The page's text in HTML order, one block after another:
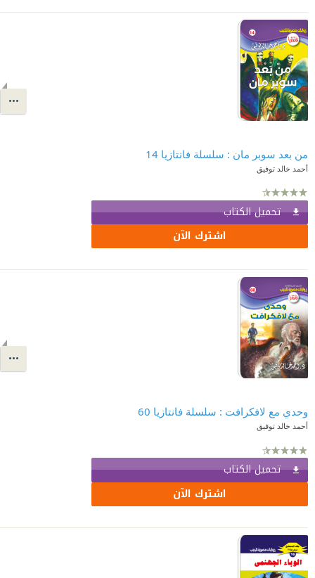
من بعد سوبر مان : سلسلة فانتازيا 14
أحمد خالد توفيق
تحميل الكتاب
اشترك الآن
وحدي مع لافكرافت : سلسلة فانتازيا 60
أحمد خالد توفيق
تحميل الكتاب
اشترك الآن